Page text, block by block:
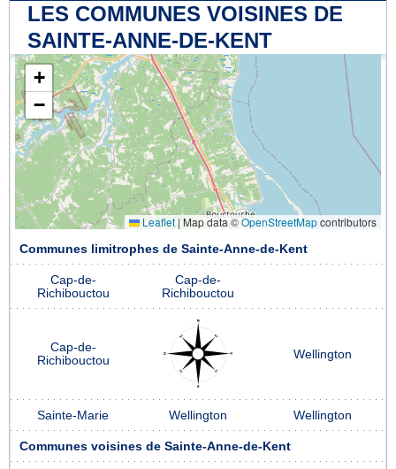
LES COMMUNES VOISINES DE
SAINTE-ANNE-DE-KENT
+
−
Leaflet | Map data ©OpenStreetMapcontributors
Communes limitrophes de Sainte-Anne-de-Kent
Cap-de-
Richibouctou
Cap-de-
Richibouctou
Cap-de-
Richibouctou
Wellington
Sainte-Marie Wellington Wellington
Communes voisines de Sainte-Anne-de-Kent